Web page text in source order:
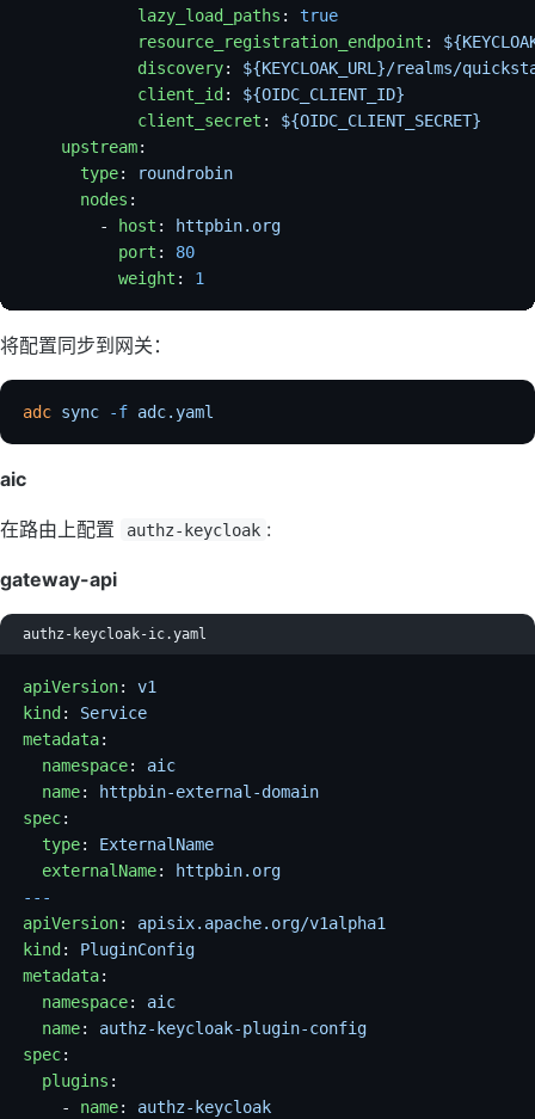
            lazy_load_paths
: true
            resource_registration_endpoint
:
            discovery
: ${KEYCLOAK_URL}/realms/
            client_id
: ${OIDC_CLIENT_ID}
            client_secret
: ${OIDC_CLIENT_SECRET}
    upstream
:
      type
:
roundrobin
      nodes
:
        -
host :
httpbin.org
          port
: 80
          weight
: 1
将配置同步到网关：
adc sync -f adc.yaml
aic
在路由上配置 authz-keycloak :
gateway-api
authz-keycloak-ic.yaml
apiVersion: v1
kind : Service
metadata:
  namespace
: aic
  name
:
httpbin-external-domain
spec:
  type
: ExternalName
  externalName
:
httpbin.org
---
apiVersion: apisix.apache.org/v1alpha1
kind : PluginConfig
metadata:
  namespace
: aic
  name
: authz-keycloak-plugin-config
spec:
  plugins
:
    -
name: authz-keycloak